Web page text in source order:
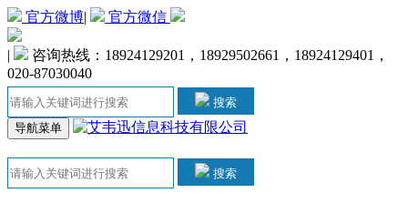
官方微博| 官方微信
|
咨询热线：18924129201，18929502661，18924129401，
020-87030040
搜索
导航菜单
搜索